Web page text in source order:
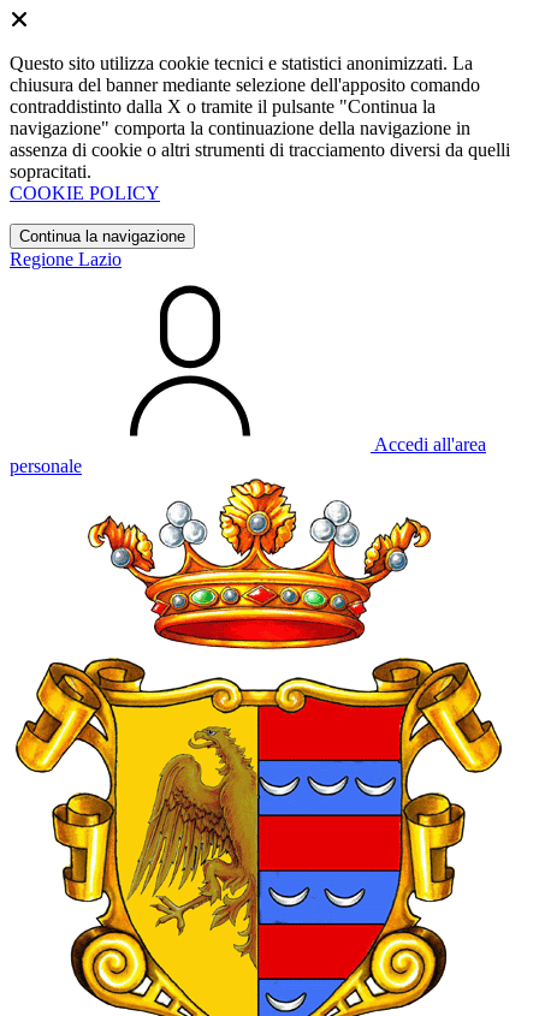
Questo sito utilizza cookie tecnici e statistici anonimizzati. La
chiusura del banner mediante selezione dell'apposito comando
contraddistinto dalla X o tramite il pulsante "Continua la
navigazione" comporta la continuazione della navigazione in
assenza di cookie o altri strumenti di tracciamento diversi da quelli
sopracitati.
COOKIE POLICY
Continua la navigazione
Regione Lazio
Accedi all'area
personale